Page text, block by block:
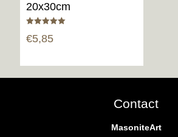
20x30cm
5.00
€5,85
Contact
MasoniteArt